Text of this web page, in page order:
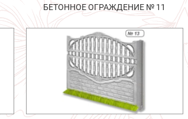
БЕТОННОЕ ОГРАЖДЕНИЕ № 11